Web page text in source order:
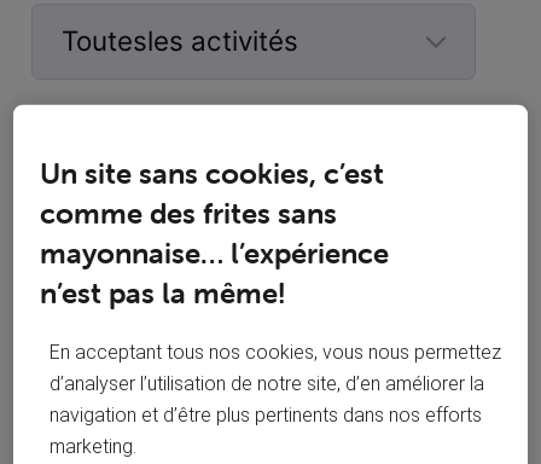
Toutesles activités
activités
V
Internet et téléphone fixe ne fonctionnent
plus
Bonjour, Depuis hier, je n ai plus de connection à internet (via
le cable et par wifi) ni de téléphone fixe. Que dois je faire ?
V
Bonjour, Après rdv bloqué aujourd hui entre
13h et 17h, le technicien (très gentil) est
arrivé à 17h10. Le pauvre, surchargé de
boulot depuis le début de journée s est rendu
Un site sans cookies, c’est
comme des frites sans
mayonnaise… l’expérience
n’est pas la même!
En acceptant tous nos cookies, vous nous permettez
d’analyser l’utilisation de notre site, d’en améliorer la
navigation et d’être plus pertinents dans nos efforts
marketing.